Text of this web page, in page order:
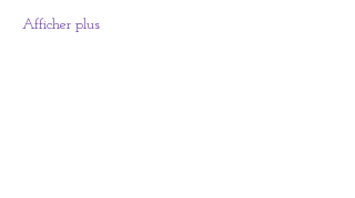
Afficher plus